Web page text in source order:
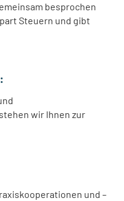
besprochen
Steuern und gibt
wir Ihnen zur
und –